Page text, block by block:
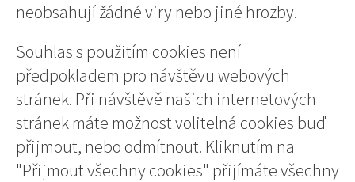
neobsahují žádné viry nebo jiné hrozby.
Souhlas s použitím cookies není
předpokladem pro návštěvu webových
stránek. Při návštěvě našich internetových
stránek máte možnost volitelná cookies buď
přijmout, nebo odmítnout. Kliknutím na
"Přijmout všechny cookies" přijímáte všechny